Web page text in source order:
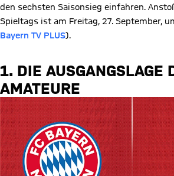
den sechsten Saisonsieg einfahren.
Spieltags ist am Freitag, 27. September,
Bayern TV PLUS).
1. DIE AUSGANGSLAGE
AMATEURE